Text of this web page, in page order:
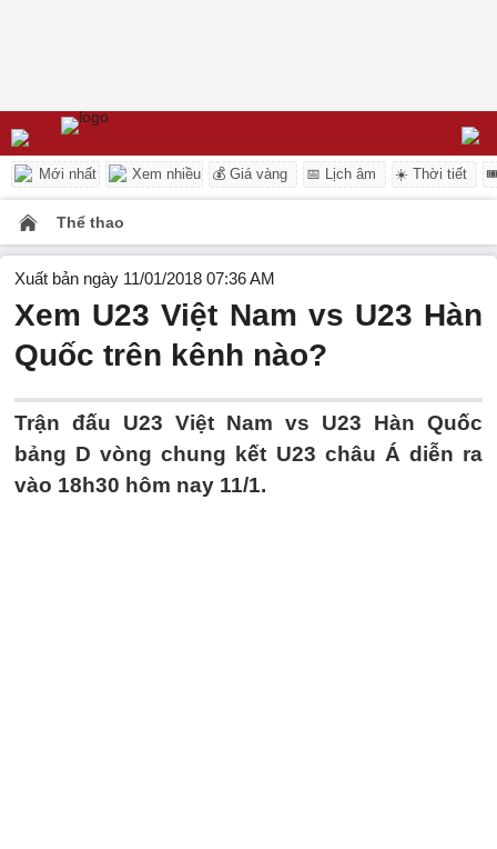
Mới nhất Xem nhiều 💰 Giá vàng 📅 Lịch âm ☀️ Thời tiết
Thể thao
Xuất bản ngày 11/01/2018 07:36 AM
Xem U23 Việt Nam vs U23 Hàn
Quốc trên kênh nào?
Trận đấu U23 Việt Nam vs U23 Hàn Quốc
bảng D vòng chung kết U23 châu Á diễn ra
vào 18h30 hôm nay 11/1.